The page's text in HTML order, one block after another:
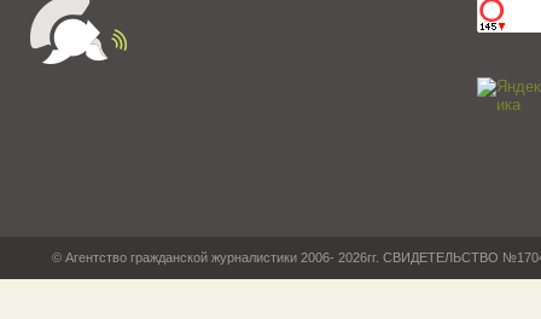
© Агентство гражданской журналистики 2006- 2026гг. СВИДЕТЕЛЬСТВО